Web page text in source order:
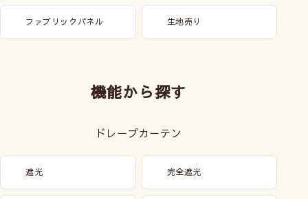
ファブリックパネル 生地売り
機能から探す
ドレープカーテン
遮光 完全遮光